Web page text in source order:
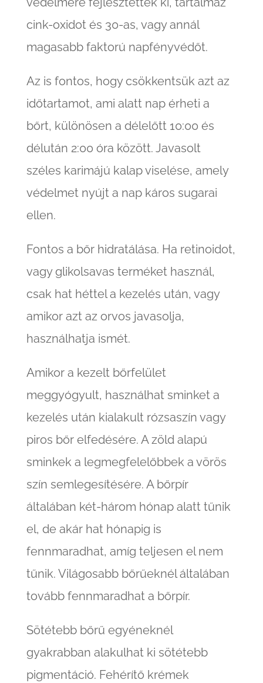
cink-oxidot és 30-as, vagy annál
magasabb faktorú napfényvédőt.
Az is fontos, hogy csökkentsük azt az
időtartamot, ami alatt nap érheti a
bőrt, különösen a délelőtt 10:00 és
délután 2:00 óra között. Javasolt
széles karimájú kalap viselése, amely
védelmet nyújt a nap káros sugarai
ellen.
Fontos a bőr hidratálása. Ha retinoidot,
vagy glikolsavas terméket használ,
csak hat héttel a kezelés után, vagy
amikor azt az orvos javasolja,
használhatja ismét.
Amikor a kezelt bőrfelület
meggyógyult, használhat sminket a
kezelés után kialakult rózsaszín vagy
piros bőr elfedésére. A zöld alapú
sminkek a legmegfelelőbbek a vörös
szín semlegesítésére. A bőrpír
általában két-három hónap alatt tűnik
el, de akár hat hónapig is
fennmaradhat, amíg teljesen el nem
tűnik. Világosabb bőrűeknél általában
tovább fennmaradhat a bőrpír.
Sötétebb bőrű egyéneknél
gyakrabban alakulhat ki sötétebb
pigmentáció. Fehérítő krémek